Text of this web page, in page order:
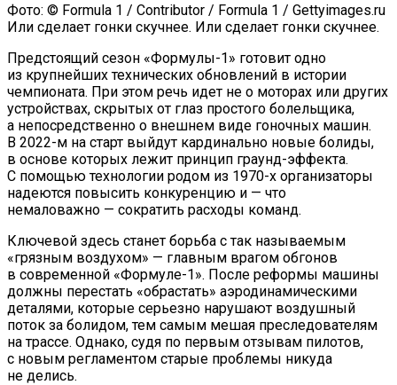
Фото: © Formula 1 / Contributor / Formula 1 / Gettyimages.ru
Или сделает гонки скучнее. Или сделает гонки скучнее.
Предстоящий сезон «Формулы-1» готовит одно
из крупнейших технических обновлений в истории
чемпионата. При этом речь идет не о моторах или других
устройствах, скрытых от глаз простого болельщика,
а непосредственно о внешнем виде гоночных машин.
В 2022-м на старт выйдут кардинально новые болиды,
в основе которых лежит принцип граунд-эффекта.
С помощью технологии родом из 1970-х организаторы
надеются повысить конкуренцию и — что
немаловажно — сократить расходы команд.
Ключевой здесь станет борьба с так называемым
«грязным воздухом» — главным врагом обгонов
в современной «Формуле-1». После реформы машины
должны перестать «обрастать» аэродинамическими
деталями, которые серьезно нарушают воздушный
поток за болидом, тем самым мешая преследователям
на трассе. Однако, судя по первым отзывам пилотов,
с новым регламентом старые проблемы никуда
не делись.